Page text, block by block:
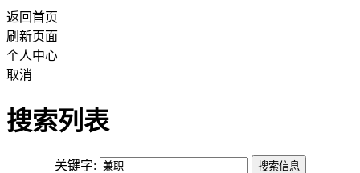
返回首页
刷新页面
个人中心
取消
搜索列表
关键字: